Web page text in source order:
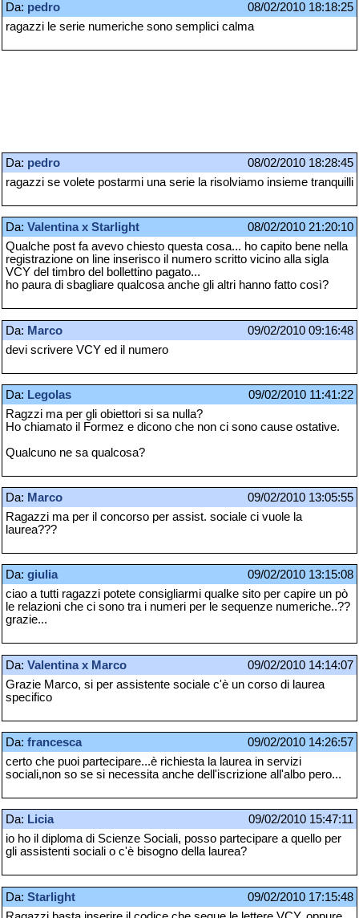
Da: pedro
08/02/2010 18:18:25
ragazzi le serie numeriche sono semplici calma
Da: pedro
08/02/2010 18:28:45
ragazzi se volete postarmi una serie la risolviamo insieme tranquilli
Da: Valentina x Starlight
08/02/2010 21:20:10
Qualche post fa avevo chiesto questa cosa... ho capito bene nella
registrazione on line inserisco il numero scritto vicino alla sigla
VCY del timbro del bollettino pagato...
ho paura di sbagliare qualcosa anche gli altri hanno fatto così?
Da: Marco
09/02/2010 09:16:48
devi scrivere VCY ed il numero
Da: Legolas
09/02/2010 11:41:22
Ragzzi ma per gli obiettori si sa nulla?
Ho chiamato il Formez e dicono che non ci sono cause ostative.
Qualcuno ne sa qualcosa?
Da: Marco
09/02/2010 13:05:55
Ragazzi ma per il concorso per assist. sociale ci vuole la
laurea???
Da: giulia
09/02/2010 13:15:08
ciao a tutti ragazzi potete consigliarmi qualke sito per capire un pò
le relazioni che ci sono tra i numeri per le sequenze numeriche..??
grazie...
Da: Valentina x Marco
09/02/2010 14:14:07
Grazie Marco, si per assistente sociale c'è un corso di laurea
specifico
Da: francesca
09/02/2010 14:26:57
certo che puoi partecipare...è richiesta la laurea in servizi
sociali,non so se si necessita anche dell'iscrizione all'albo pero...
Da: Licia
09/02/2010 15:47:11
io ho il diploma di Scienze Sociali, posso partecipare a quello per
gli assistenti sociali o c'è bisogno della laurea?
Da: Starlight
09/02/2010 17:15:48